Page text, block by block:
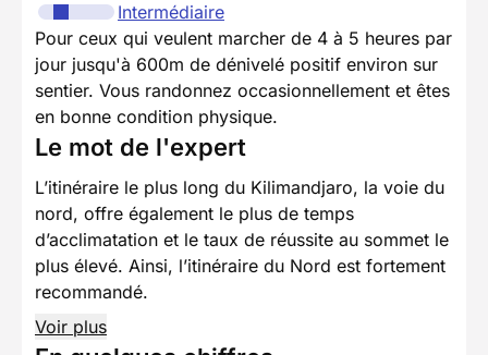
Intermédiaire
Pour ceux qui veulent marcher de 4 à 5 heures par
jour jusqu'à 600m de dénivelé positif environ sur
sentier. Vous randonnez occasionnellement et êtes
en bonne condition physique.
Le mot de l'expert
L’itinéraire le plus long du Kilimandjaro, la voie du
nord, offre également le plus de temps
d’acclimatation et le taux de réussite au sommet le
plus élevé. Ainsi, l’itinéraire du Nord est fortement
recommandé.
Voir plus